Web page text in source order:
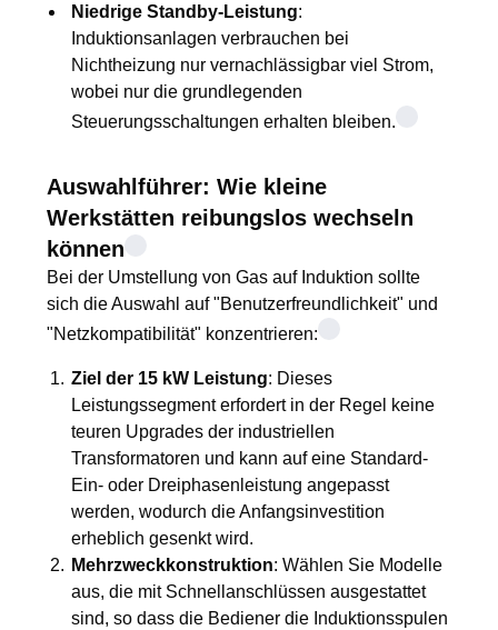
Niedrige Standby-Leistung:
Induktionsanlagen verbrauchen bei
Nichtheizung nur vernachlässigbar viel Strom,
wobei nur die grundlegenden
Steuerungsschaltungen erhalten bleiben.
Auswahlführer: Wie kleine
Werkstätten reibungslos wechseln
können
Bei der Umstellung von Gas auf Induktion sollte
sich die Auswahl auf "Benutzerfreundlichkeit" und
"Netzkompatibilität" konzentrieren:
Ziel der 15 kW Leistung: Dieses
Leistungssegment erfordert in der Regel keine
teuren Upgrades der industriellen
Transformatoren und kann auf eine Standard-
Ein- oder Dreiphasenleistung angepasst
werden, wodurch die Anfangsinvestition
erheblich gesenkt wird.
Mehrzweckkonstruktion: Wählen Sie Modelle
aus, die mit Schnellanschlüssen ausgestattet
sind, so dass die Bediener die Induktionsspulen